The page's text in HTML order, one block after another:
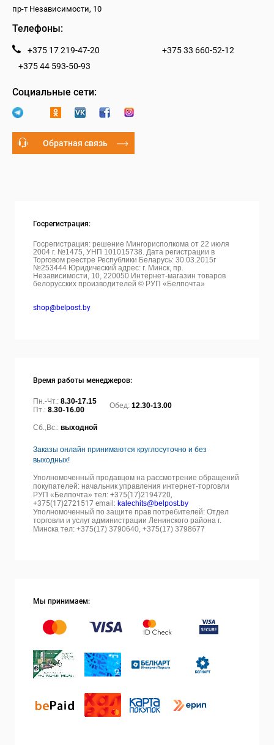
пр-т Независимости, 10
Телефоны:
+375 17 219-47-20
+375 33 660-52-12
+375 44 593-50-93
Социальные сети:
Обратная связь
Госрегистрация:
Госрегистрация: решение Мингорисполкома от 22 июля
2004 г. №1475, УНП 101015738. Дата регистрации в
Торговом реестре Республики Беларусь: 30.03.2015г
№253444 Юридический адрес: г. Минск, пр.
Независимости, 10, 220050 Интернет-магазин товаров
белорусских производителей © РУП «Белпочта»
shop@belpost.by
Время работы менеджеров:
Пн.-Чт.: 8.30-17.15
Пт.: 8.30-16.00 Обед: 12.30-13.00
Сб.,Вс.: выходной
Заказы онлайн принимаются круглосуточно и без
выходных!
Уполномоченный продавцом на рассмотрение обращений
покупателей: начальник управления интернет-торговли
РУП «Белпочта» тел: +375(17)2194720,
+375(17)2721517 email: kalechits@belpost.by
Уполномоченный по защите прав потребителей: Отдел
торговли и услуг администрации Ленинского района г.
Минска тел: +375(17) 3790640, +375(17) 3798677
Мы принимаем: